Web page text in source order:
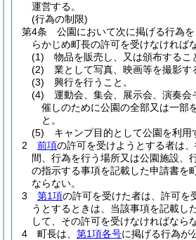
運営する。
(行為の制限)
第4条
公園において次に掲げる行為
らかじめ町長の許可を受けなければ
(1)
物品を販売し、又は頒布するこ
(2)
業として写真、映画等を撮影す
(3)
興行を行うこと。
(4)
運動会、集会、展示会、演奏会
催しのために公園の全部又は一部
と。
(5)
キャンプ目的として公園を利用
2
前項の許可を受けようとする者は
間、行為を行う場所又は公園施設、
の指示する事項を記載した申請書を
ならない。
3
第1項の許可を受けた者は、許可を
うとするときは、当該事項を記載し
して、その許可を受けなければなら
4
町長は、 第1項各号に掲げる行為が